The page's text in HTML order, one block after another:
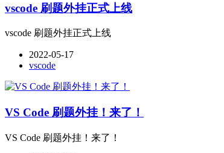
vscode 刷题外挂正式上线
vscode 刷题外挂正式上线
2022-05-17
vscode
VS Code 刷题外挂！来了！
VS Code 刷题外挂！来了！